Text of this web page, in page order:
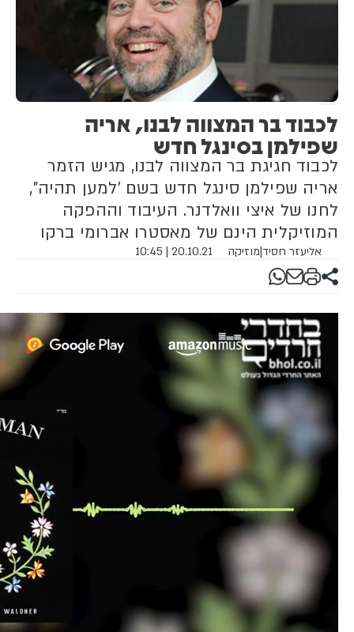
לכבוד בר המצווה לבנו, אריה
שפילמן בסינגל חדש
לכבוד חגיגת בר המצווה לבנו, מגיש הזמר
אריה שפילמן סינגל חדש בשם 'למען תהיה",
לחנו של איצי וואלדנר. העיבוד וההפקה
המוזיקלית הינם של מאסטרו אברומי ברקו
אליעזר חסיד|מוזיקה 20.10.21 | 10:45